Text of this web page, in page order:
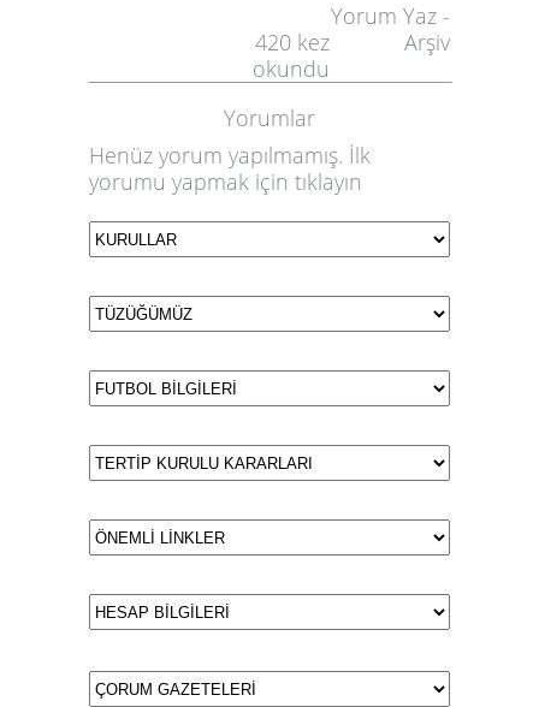
Yorum Yaz -
Arşiv
420 kez
okundu
Yorumlar
Henüz yorum yapılmamış. İlk
yorumu yapmak için tıklayın